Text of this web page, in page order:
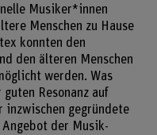
Musiker*innen
Menschen zu Hause
konnten den
den älteren Menschen
werden. Was
Resonanz auf
inzwischen gegründete
der Musik-